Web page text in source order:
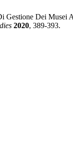
Gestione Dei Musei
2020, 389-393.